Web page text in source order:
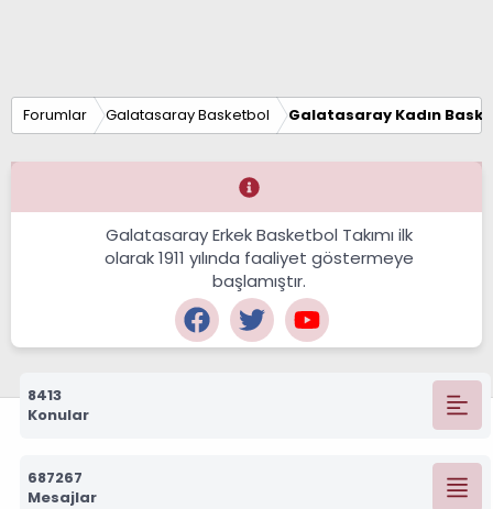
Forumlar Galatasaray Basketbol Galatasaray Kadın
Galatasaray Erkek Basketbol Takımı ilk
olarak 1911 yılında faaliyet göstermeye
başlamıştır.
8413
Konular
687267
Mesajlar